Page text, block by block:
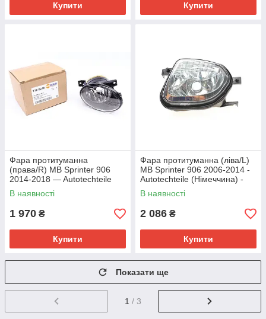
Купити Купити
Фара протитуманна
(права/R) MB Sprinter 906
2014-2018 — Autotechteile
(Німеччина) — 110 8218
В наявності
1 970 ₴
Купити
Фара протитуманна (ліва/L)
MB Sprinter 906 2006-2014 -
Autotechteile (Німеччина) -
110 8219
В наявності
2 086 ₴
Купити
Показати ще
1 / 3